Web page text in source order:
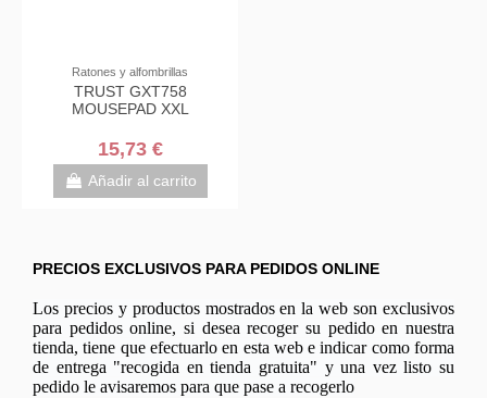
Ratones y alfombrillas
TRUST GXT758
MOUSEPAD XXL
15,73 €
Añadir al carrito
PRECIOS EXCLUSIVOS PARA PEDIDOS ONLINE
Los precios y productos mostrados en la web son exclusivos
para pedidos online, si desea recoger su pedido en nuestra
tienda, tiene que efectuarlo en esta web e indicar como forma
de entrega "recogida en tienda gratuita" y una vez listo su
pedido le avisaremos para que pase a recogerlo